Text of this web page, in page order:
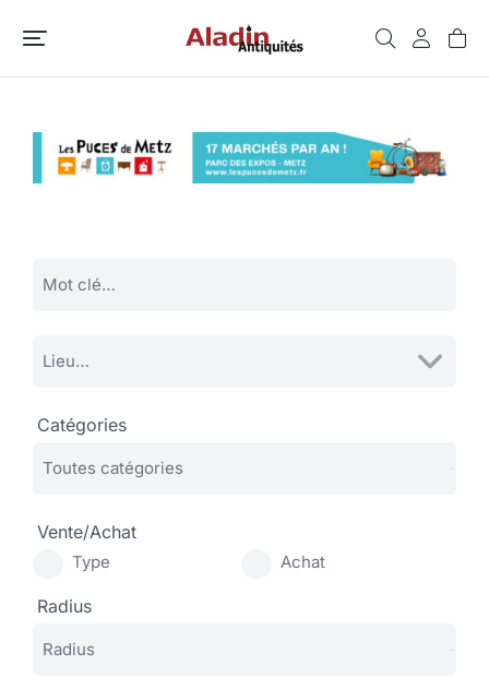
Catégories
Vente/Achat
Type Achat
Radius